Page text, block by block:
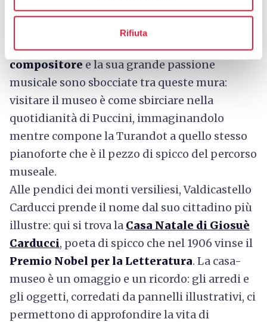
Rifiuta
segnala l’arrivo presso ilMuseo Casa Natale
, allestito proprio nella
dimora che lo ha visto nascere. Ilgenio del
compositore e la sua grande passione
musicale sono sbocciate tra queste mura:
visitare il museo è come sbirciare nella
quotidianità di Puccini, immaginandolo
mentre compone la Turandot a quello stesso
pianoforte che è il pezzo di spicco del percorso
museale.
Alle pendici dei monti versiliesi, Valdicastello
Carducci prende il nome dal suo cittadino più
illustre: qui si trova la Casa Natale di Giosuè
Carducci, poeta di spicco che nel 1906 vinse il
Premio Nobel per la Letteratura. La casa-
museo è un omaggio e un ricordo: gli arredi e
gli oggetti, corredati da pannelli illustrativi, ci
permettono di approfondire la vita di